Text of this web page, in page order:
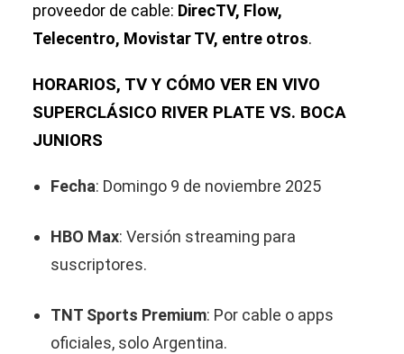
proveedor de cable: DirecTV, Flow,
Telecentro, Movistar TV, entre otros.
HORARIOS, TV Y CÓMO VER EN VIVO
SUPERCLÁSICO RIVER PLATE VS. BOCA
JUNIORS
Fecha: Domingo 9 de noviembre 2025
HBO Max: Versión streaming para
suscriptores.
TNT Sports Premium: Por cable o apps
oficiales, solo Argentina.